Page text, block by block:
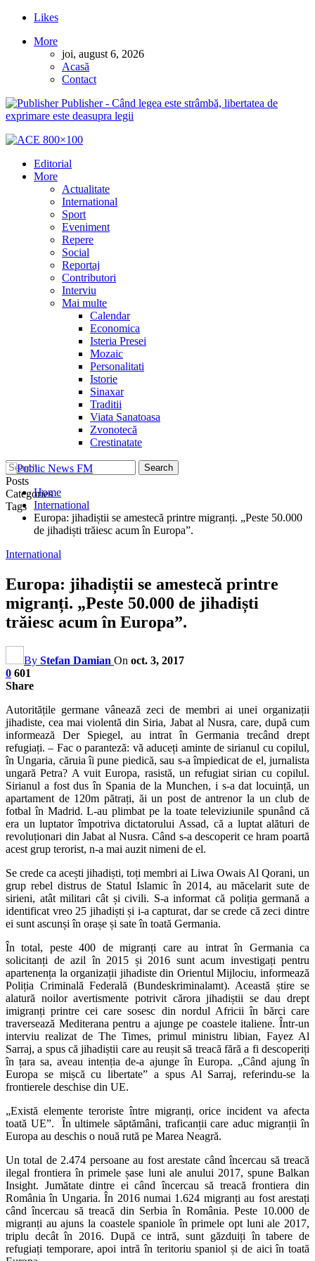
Likes
More
joi, august 6, 2026
Acasă
Contact
Publisher - Când legea este strâmbă, libertatea de
exprimare este deasupra legii
Editorial
More
Actualitate
International
Sport
Eveniment
Repere
Social
Reportaj
Contributori
Interviu
Mai multe
Calendar
Economica
Isteria Presei
Mozaic
Personalitati
Istorie
Sinaxar
Traditii
Viata Sanatoasa
Zvonotecă
Crestinatate
Posts
Categories
Tags
Home
International
Europa: jihadiștii se amestecă printre migranți. „Peste 50.000
de jihadiști trăiesc acum în Europa”.
International
Europa: jihadiștii se amestecă printre
migranți. „Peste 50.000 de jihadiști
trăiesc acum în Europa”.
By Stefan Damian On oct. 3, 2017
0 601
Share
Autoritățile germane vânează zeci de membri ai unei organizații
jihadiste, cea mai violentă din Siria, Jabat al Nusra, care, după cum
informează Der Spiegel, au intrat în Germania trecând drept
refugiați. – Fac o paranteză: vă aduceți aminte de sirianul cu copilul,
în Ungaria, căruia îi pune piedică, sau s-a împiedicat de el, jurnalista
ungară Petra? A vuit Europa, rasistă, un refugiat sirian cu copilul.
Sirianul a fost dus în Spania de la Munchen, i s-a dat locuință, un
apartament de 120m pătrați, ăi un post de antrenor la un club de
fotbal în Madrid. L-au plimbat pe la toate televiziunile spunând că
era un luptator împotriva dictatorului Assad, că a luptat alături de
revoluționari din Jabat al Nusra. Când s-a descoperit ce hram poartă
acest grup terorist, n-a mai auzit nimeni de el.
Se crede ca acești jihadiști, toți membri ai Liwa Owais Al Qorani, un
grup rebel distrus de Statul Islamic în 2014, au măcelarit sute de
sirieni, atât militari cât și civili. S-a informat că poliția germană a
identificat vreo 25 jihadiști și i-a capturat, dar se crede că zeci dintre
ei sunt ascunși în orașe și sate în toată Germania.
În total, peste 400 de migranți care au intrat în Germania ca
solicitanți de azil în 2015 și 2016 sunt acum investigați pentru
apartenența la organizații jihadiste din Orientul Mijlociu, informează
Poliția Criminală Federală (Bundeskriminalamt). Această știre se
alatură noilor avertismente potrivit cărora jihadiștii se dau drept
imigranți printre cei care sosesc din nordul Africii în bărci care
traversează Mediterana pentru a ajunge pe coastele italiene. Într-un
interviu realizat de The Times, primul ministru libian, Fayez Al
Sarraj, a spus că jihadiștii care au reușit să treacă fără a fi descoperiți
în țara sa, aveau intenția de-a ajunge în Europa. „Când ajung în
Europa se mișcă cu libertate” a spus Al Sarraj, referindu-se la
frontierele deschise din UE.
„Există elemente teroriste între migranți, orice incident va afecta
toată UE”. În ultimele săptămâni, traficanții care aduc migranții în
Europa au deschis o nouă rută pe Marea Neagră.
Un total de 2.474 persoane au fost arestate când încercau să treacă
ilegal frontiera în primele șase luni ale anului 2017, spune Balkan
Insight. Jumătate dintre ei când încercau să treacă frontiera din
România în Ungaria. În 2016 numai 1.624 migranți au fost arestați
când încercau să treacă din Serbia în România. Peste 10.000 de
migranți au ajuns la coastele spaniole în primele opt luni ale 2017,
triplu decât în 2016. După ce intră, sunt găzduiți în tabere de
refugiați temporare, apoi intră în teritoriu spaniol și de aici în toată